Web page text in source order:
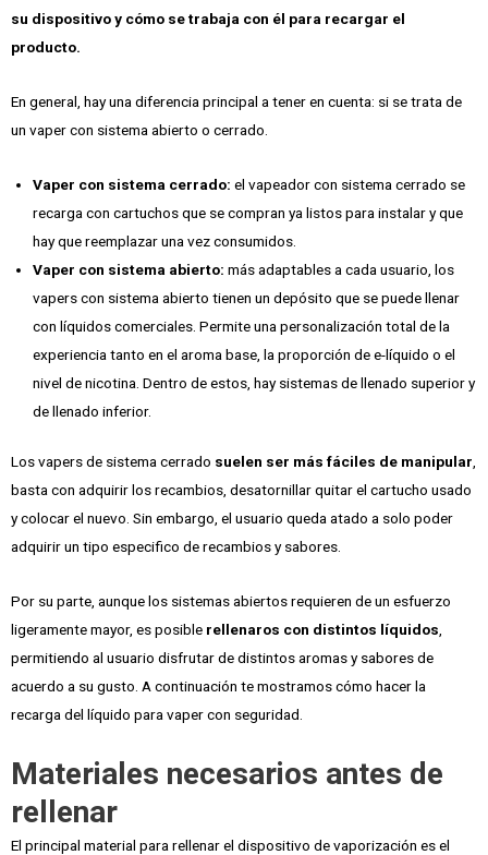
su dispositivo y cómo se trabaja con él para recargar el
producto.
En general, hay una diferencia principal a tener en cuenta: si se trata de
un vaper con sistema abierto o cerrado.
Vaper con sistema cerrado: el vapeador con sistema cerrado se
recarga con cartuchos que se compran ya listos para instalar y que
hay que reemplazar una vez consumidos.
Vaper con sistema abierto: más adaptables a cada usuario, los
vapers con sistema abierto tienen un depósito que se puede llenar
con líquidos comerciales. Permite una personalización total de la
experiencia tanto en el aroma base, la proporción de e-líquido o el
nivel de nicotina. Dentro de estos, hay sistemas de llenado superior y
de llenado inferior.
Los vapers de sistema cerrado suelen ser más fáciles de manipular
basta con adquirir los recambios, desatornillar quitar el cartucho usado
y colocar el nuevo. Sin embargo, el usuario queda atado a solo poder
adquirir un tipo especifico de recambios y sabores.
Por su parte, aunque los sistemas abiertos requieren de un esfuerzo
ligeramente mayor, es posible rellenaros con distintos líquidos
permitiendo al usuario disfrutar de distintos aromas y sabores de
acuerdo a su gusto. A continuación te mostramos cómo hacer la
recarga del líquido para vaper con seguridad.
Materiales necesarios antes de
rellenar
El principal material para rellenar el dispositivo de vaporización es el